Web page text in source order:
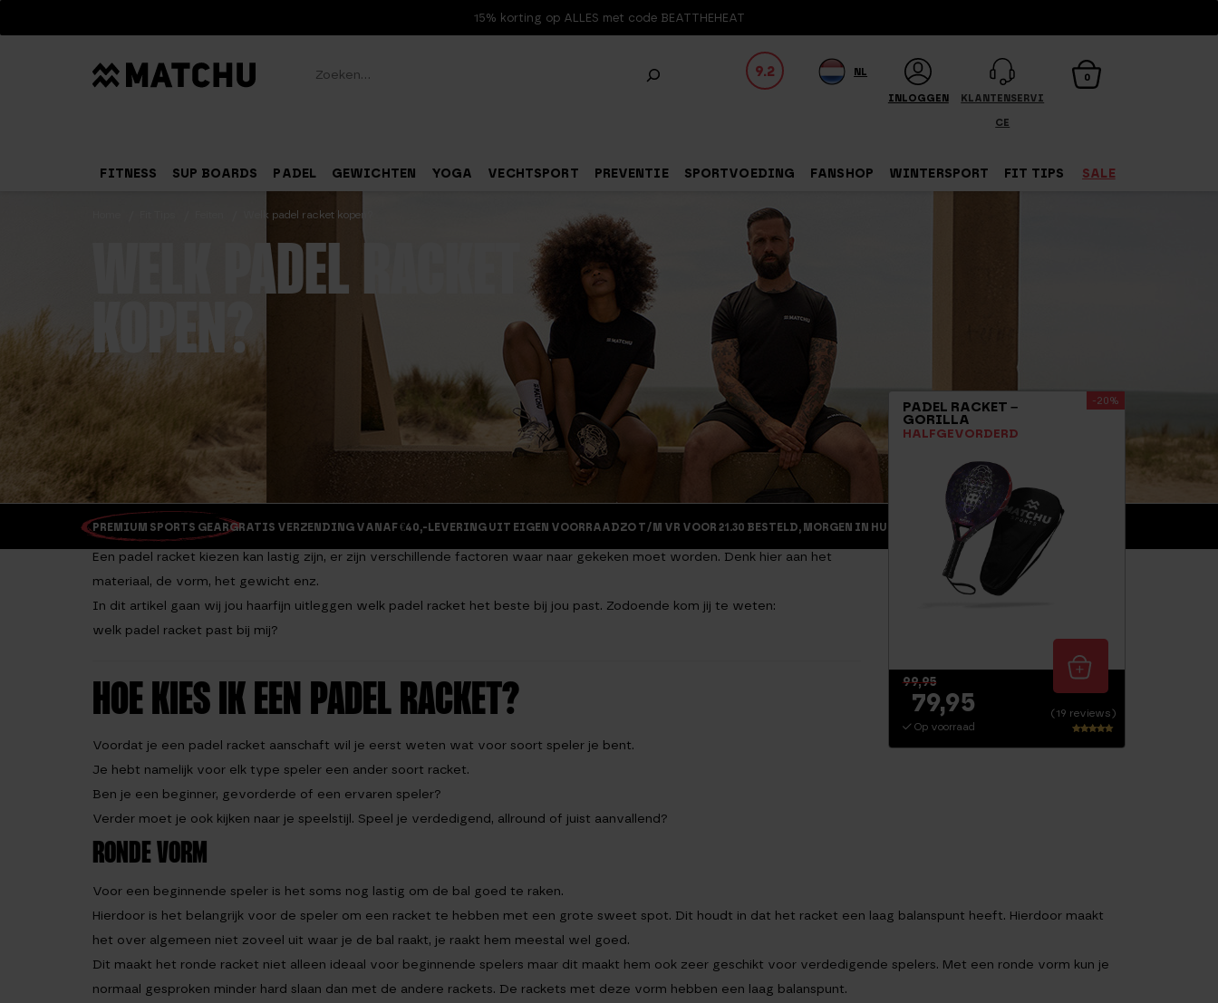
15% korting op ALLES met code BEATTHEHEAT
9.2 NL
INLOGGEN KLANTENSERVI
CE
0
FITNESS SUP BOARDS PADEL GEWICHTEN YOGA VECHTSPORT PREVENTIE SPORTVOEDING FANSHOP WINTERSPORT FIT TIPS SALE
Welk padel racket kopen?
WELK PADEL RACKET
KOPEN?
RETOURNEREN
PREMIUM SPORTS GEARGRATIS VERZENDING VANAF €40,- LEVERING UIT EIGEN VOORRAADZO T/M VR VOOR 21.30 BESTELD, MORGEN IN HUIS
Een padel racket kiezen kan lastig zijn, er zijn verschillende factoren waar naar gekeken moet worden. Denk hier aan het
materiaal, de vorm, het gewicht enz.
In dit artikel gaan wij jou haarfijn uitleggen welk padel racket het beste bij jou past. Zodoende kom jij te weten:
welk padel racket past bij mij?
HOE KIES IK EEN PADEL RACKET?
Voordat je een padel racket aanschaft wil je eerst weten wat voor soort speler je bent.
Je hebt namelijk voor elk type speler een ander soort racket.
Ben je een beginner, gevorderde of een ervaren speler?
Verder moet je ook kijken naar je speelstijl. Speel je verdedigend, allround of juist aanvallend?
PADEL RACKET –
GORILLA
HALFGEVORDERD
-20%
(19 reviews)
99,95
79,95
Op voorraad
RONDE VORM
Voor een beginnende speler is het soms nog lastig om de bal goed te raken.
Hierdoor is het belangrijk voor de speler om een racket te hebben met een grote sweet spot. Dit houdt in dat het racket een laag balanspunt heeft. Hierdoor maakt
het over algemeen niet zoveel uit waar je de bal raakt, je raakt hem meestal wel goed.
Dit maakt het ronde racket niet alleen ideaal voor beginnende spelers maar dit maakt hem ook zeer geschikt voor verdedigende spelers. Met een ronde vorm kun je
normaal gesproken minder hard slaan dan met de andere rackets. De rackets met deze vorm hebben een laag balanspunt.